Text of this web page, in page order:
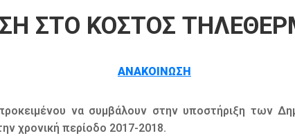
ΣΤΟ ΚΟΣΤΟΣ
ΑΝΑΚΟΙΝΩΣΗ
να συμβάλουν στην υποστήριξη των
χρονική περίοδο 2017-2018.